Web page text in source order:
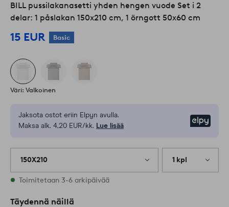
BILL pussilakanasetti yhden hengen vuode Set i 2
delar: 1 påslakan 150x210 cm, 1 örngott 50x60 cm
15 EUR Basic
Väri: Valkoinen
Jaksota ostot eriin Elpyn avulla.
Maksa alk. 4,20 EUR/kk. Lue lisää
150X210 1 kpl
Varastossa
Toimitetaan 3-6 arkipäivää
Täydennä näillä